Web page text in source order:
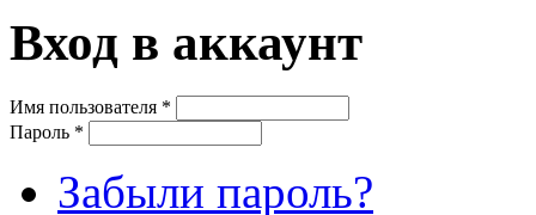
Вход в аккаунт
Имя пользователя *
Пароль *
Забыли пароль?